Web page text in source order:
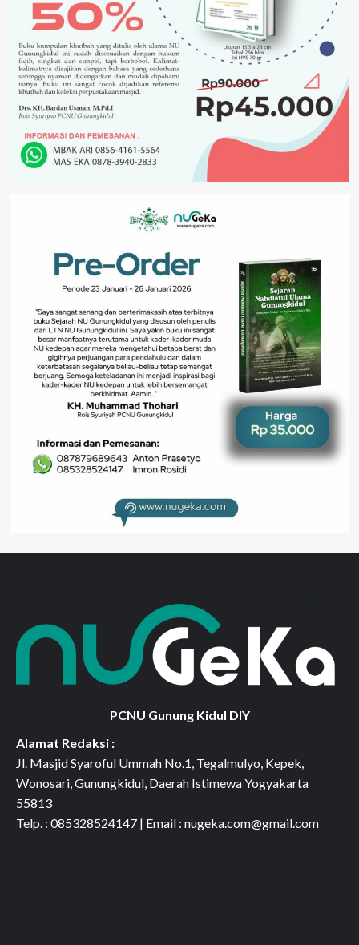
PCNU Gunung Kidul DIY
Alamat Redaksi :
Jl. Masjid Syaroful Ummah No.1, Tegalmulyo, Kepek,
Wonosari, Gunungkidul, Daerah Istimewa Yogyakarta
55813
Telp. : 085328524147 | Email : nugeka.com@gmail.com